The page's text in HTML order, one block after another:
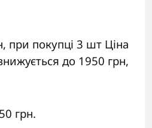
при покупці 3 шт Ціна
до 1950 грн,
грн.